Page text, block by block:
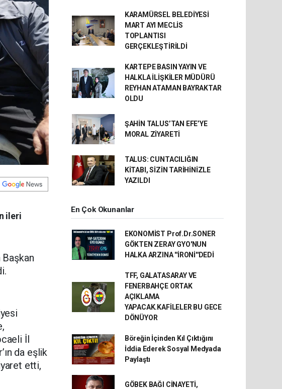
ileri
Başkan
İl
da eşlik
etti,
KARAMÜRSEL BELEDİYESİ
MART AYI MECLİS
TOPLANTISI
GERÇEKLEŞTİRİLDİ
KARTEPE BASIN YAYIN VE
HALKLA İLİŞKİLER MÜDÜRÜ
REYHAN ATAMAN BAYRAKTAR
OLDU
ŞAHİN TALUS’TAN EFE’YE
MORAL ZİYARETİ
TALUS: CUNTACILIĞIN
KİTABI, SİZİN TARİHİNİZLE
YAZILDI
En Çok Okunanlar
EKONOMİST Prof.Dr.SONER
GÖKTEN ZERAY GYO'NUN
HALKA ARZINA ''İRONİ''DEDİ
TFF, GALATASARAY VE
FENERBAHÇE ORTAK
AÇIKLAMA
YAPACAK.KAFİLELER BU GECE
DÖNÜYOR
Böreğin İçinden Kıl Çıktığını
İddia Ederek Sosyal Medyada
Paylaştı
GÖBEK BAĞI CİNAYETİ,